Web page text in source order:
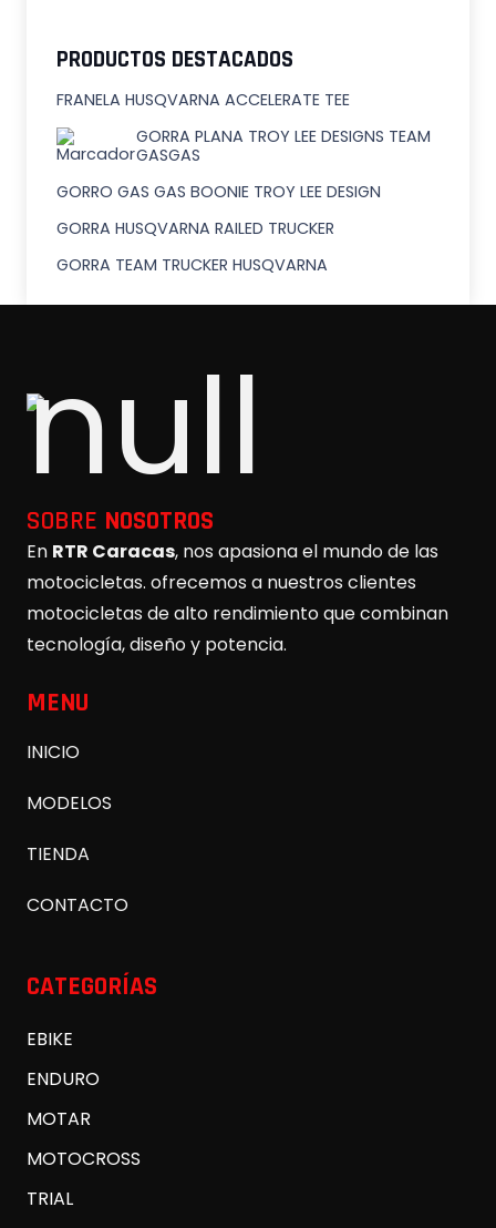
PRODUCTOS DESTACADOS
FRANELA HUSQVARNA ACCELERATE TEE
GORRA PLANA TROY LEE DESIGNS TEAM
GASGAS
GORRO GAS GAS BOONIE TROY LEE DESIGN
GORRA HUSQVARNA RAILED TRUCKER
GORRA TEAM TRUCKER HUSQVARNA
SOBRE NOSOTROS
En RTR Caracas, nos apasiona el mundo de las
motocicletas. ofrecemos a nuestros clientes
motocicletas de alto rendimiento que combinan
tecnología, diseño y potencia.
MENU
INICIO
MODELOS
TIENDA
CONTACTO
CATEGORÍAS
EBIKE
ENDURO
MOTAR
MOTOCROSS
TRIAL